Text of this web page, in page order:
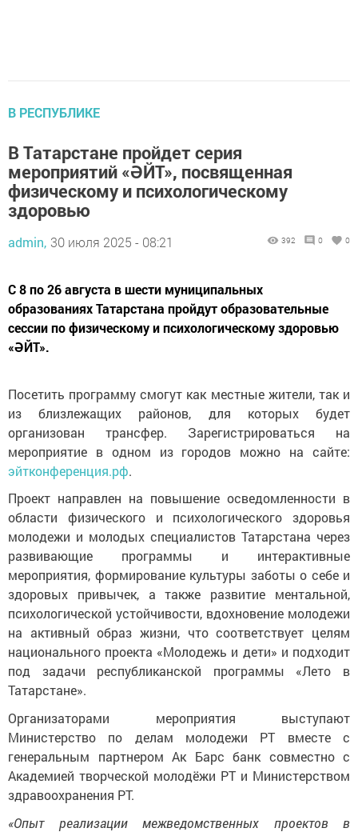
В РЕСПУБЛИКЕ
В Татарстане пройдет серия
мероприятий «ӘЙТ», посвященная
физическому и психологическому
здоровью
admin, 30 июля 2025 - 08:21 392 0 0
С 8 по 26 августа в шести муниципальных
образованиях Татарстана пройдут образовательные
сессии по физическому и психологическому здоровью
«ӘЙТ».
Посетить программу смогут как местные жители, так и
из близлежащих районов, для которых будет
организован трансфер. Зарегистрироваться на
мероприятие в одном из городов можно на сайте:
эйтконференция.рф.
Проект направлен на повышение осведомленности в
области физического и психологического здоровья
молодежи и молодых специалистов Татарстана через
развивающие программы и интерактивные
мероприятия, формирование культуры заботы о себе и
здоровых привычек, а также развитие ментальной,
психологической устойчивости, вдохновение молодежи
на активный образ жизни, что соответствует целям
национального проекта «Молодежь и дети» и подходит
под задачи республиканской программы «Лето в
Татарстане».
Организаторами мероприятия выступают
Министерство по делам молодежи РТ вместе с
генеральным партнером Ак Барс банк совместно с
Академией творческой молодёжи РТ и Министерством
здравоохранения РТ.
«Опыт реализации межведомственных проектов в